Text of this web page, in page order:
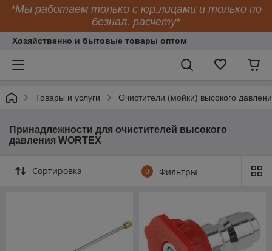
*Мы работаем только с юр.лицами и только по
безнал. расчету*
Хозяйственно и бытовые товары оптом
Товары и услуги Очистители (мойки) высокого
Принадлежности для очистителей высокого
давления WORTEX
Сортировка 0 Фильтры